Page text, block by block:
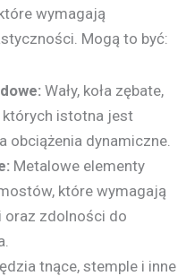
wymagają
Mogą to być:
Wały, koła zębate,
których istotna jest
obciążenia dynamiczne.
Metalowe elementy
które wymagają
oraz zdolności do
tnące, stemple i inne